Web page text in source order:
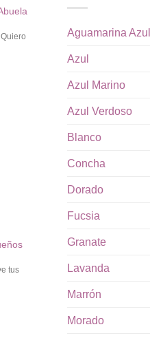
tus
Aguamarina Azul
Azul
Azul Marino
Azul Verdoso
Blanco
Concha
Dorado
Fucsia
Granate
Lavanda
Marrón
Morado